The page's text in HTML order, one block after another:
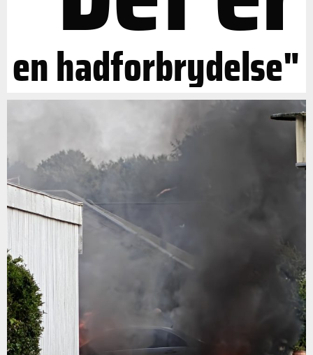
en hadforbrydelse"